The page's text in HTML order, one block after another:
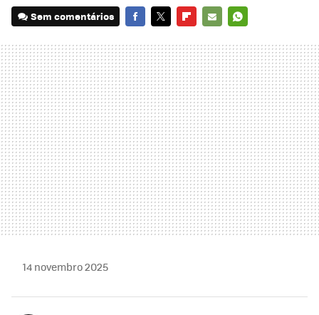
Sem comentários
MAIL
14 novembro 2025